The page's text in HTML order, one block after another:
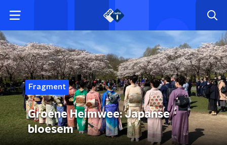
Fragment
Groene Heimwee: Japanse
bloesem